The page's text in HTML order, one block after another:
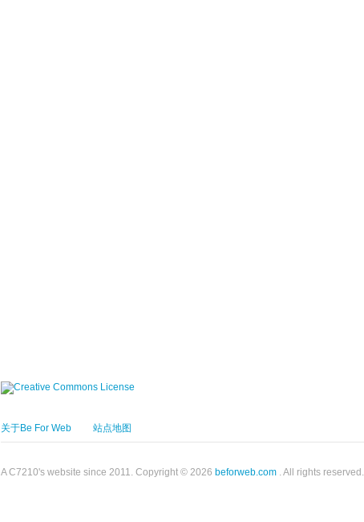
关于Be For Web 站点地图
A C7210's website since 2011. Copyright © 2026 beforweb.com . All rights reserved.